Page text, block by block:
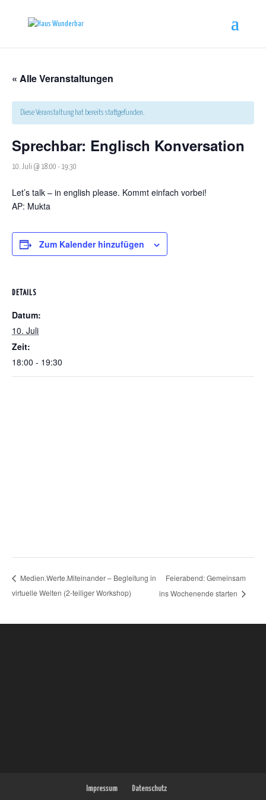
« Alle Veranstaltungen
Diese Veranstaltung hat bereits stattgefunden.
Sprechbar: Englisch Konversation
10. Juli @ 18:00 - 19:30
Let’s talk – in english please. Kommt einfach vorbei!
AP: Mukta
Zum Kalender hinzufügen
DETAILS
Datum:
10. Juli
Zeit:
18:00 - 19:30
Medien.Werte.Miteinander – Begleitung in
virtuelle Welten (2-teiliger Workshop)
Feierabend: Gemeinsam
ins Wochenende starten
Impressum Datenschutz